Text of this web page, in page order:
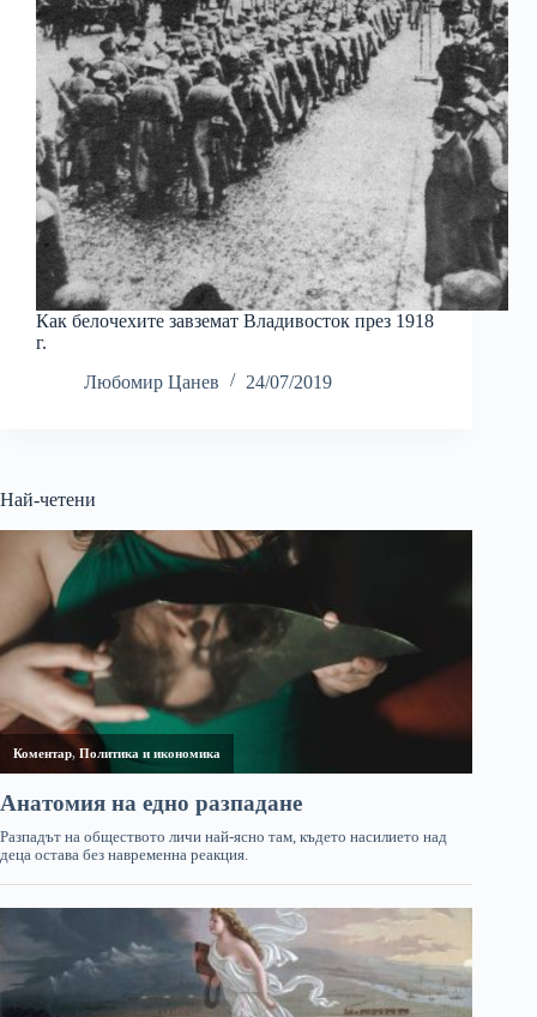
Как белочехите завземат Владивосток през 1918
г.
Любомир Цанев
24/07/2019
Най-четени